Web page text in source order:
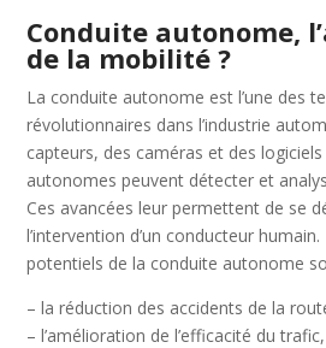
Conduite autonome,
de la mobilité ?
La conduite autonome est l’une des
révolutionnaires dans l’industrie
capteurs, des caméras et des
autonomes peuvent détecter et
Ces avancées leur permettent de se
l’intervention d’un conducteur
potentiels de la conduite autonome
– la réduction des accidents de la
– l’amélioration de l’efficacité du trafic,